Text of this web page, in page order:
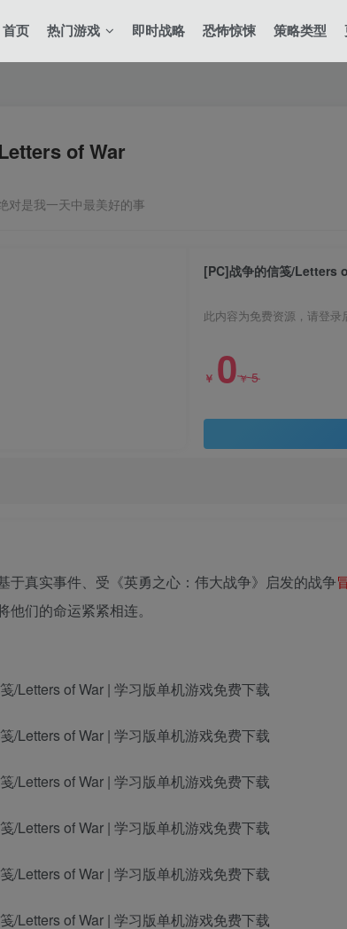
首页 热门游戏 即时战略 恐怖惊悚 策略类型
of War
对是我一天中最美好的事
[PC]战争的信笺/Letters
此内容为免费资源，请登录
￥ 0￥5
于真实事件、受《英勇之心：伟大战争》启发的战争
们的命运紧紧相连。